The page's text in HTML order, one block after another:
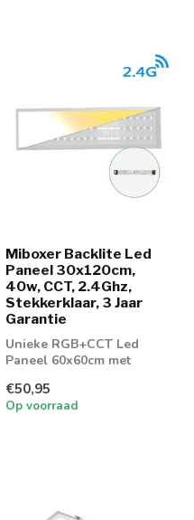
Miboxer Backlite Led
Paneel 30x120cm,
40w, CCT, 2.4Ghz,
Stekkerklaar, 3 Jaar
Garantie
Unieke RGB+CCT Led
Paneel 60x60cm met
Wordt geleverd me...
€50,95
Op voorraad